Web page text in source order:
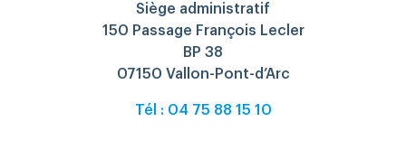
Siège administratif
150 Passage François Lecler
BP 38
07150 Vallon-Pont-d’Arc
Tél : 04 75 88 15 10